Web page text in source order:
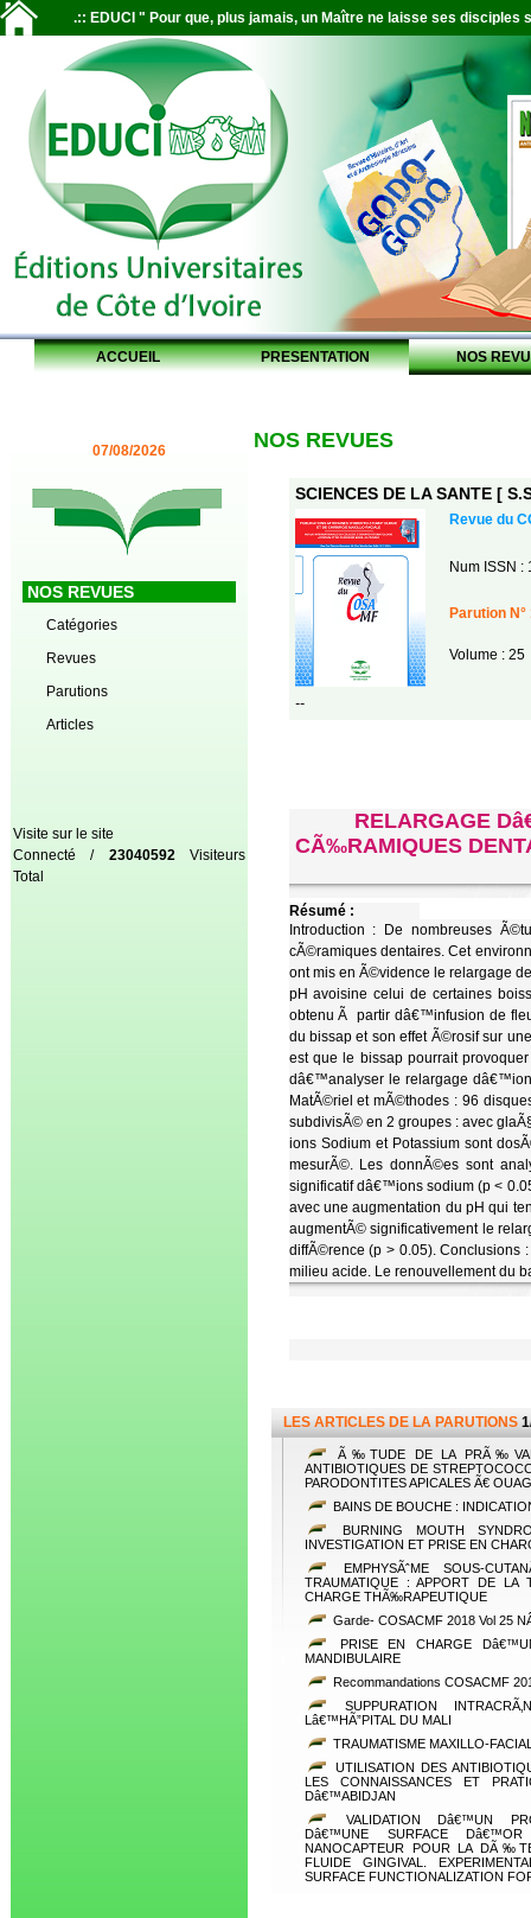
.:: EDUCI " Pour que, plus jamais, un Maître ne laisse ses disciples
ACCUEIL PRESENTATION NOS
07/08/2026
NOS REVUES
Catégories
Revues
Parutions
Articles
Visite sur le site
Connecté / 23040592Visiteurs
Total
NOS REVUES
SCIENCES DE LA SANTE [
Revue du
Num ISSN :
Parution N°
Volume : 25
--
RELARGAGE
CÃ‰RAMIQUES
Résumé :
Introduction : De nombreuses
cÃ©ramiques dentaires. Cet
ont mis en Ã©vidence le relargage
pH avoisine celui de certaines
obtenu Ã partir dâ€™infusion de
du bissap et son effet Ã©rosif sur
est que le bissap pourrait
dâ€™analyser le relargage
MatÃ©riel et mÃ©thodes : 96
subdivisÃ© en 2 groupes : avec
ions Sodium et Potassium sont
mesurÃ©. Les donnÃ©es sont
significatif dâ€™ions sodium (p <
avec une augmentation du pH qui
augmentÃ© significativement le
diffÃ©rence (p > 0.05).
milieu acide. Le renouvellement du
LES ARTICLES DE LA PARUTIONS
Ã‰TUDE DE LA
ANTIBIOTIQUES DE
PARODONTITES APICALES Ã€
BAINS DE BOUCHE :
BURNING MOUTH
INVESTIGATION ET PRISE EN
EMPHYSÃˆME SOUS-
TRAUMATIQUE : APPORT DE
CHARGE THÃ‰RAPEUTIQUE
Garde- COSACMF 2018 Vol 25
PRISE EN CHARGE
MANDIBULAIRE
Recommandations COSACMF
SUPPURATION
Lâ€™HÃ”PITAL DU MALI
TRAUMATISME MAXILLO-
UTILISATION DES
LES CONNAISSANCES ET
Dâ€™ABIDJAN
VALIDATION Dâ€™UN
Dâ€™UNE SURFACE
NANOCAPTEUR POUR LA
FLUIDE GINGIVAL.
SURFACE FUNCTIONALIZATION